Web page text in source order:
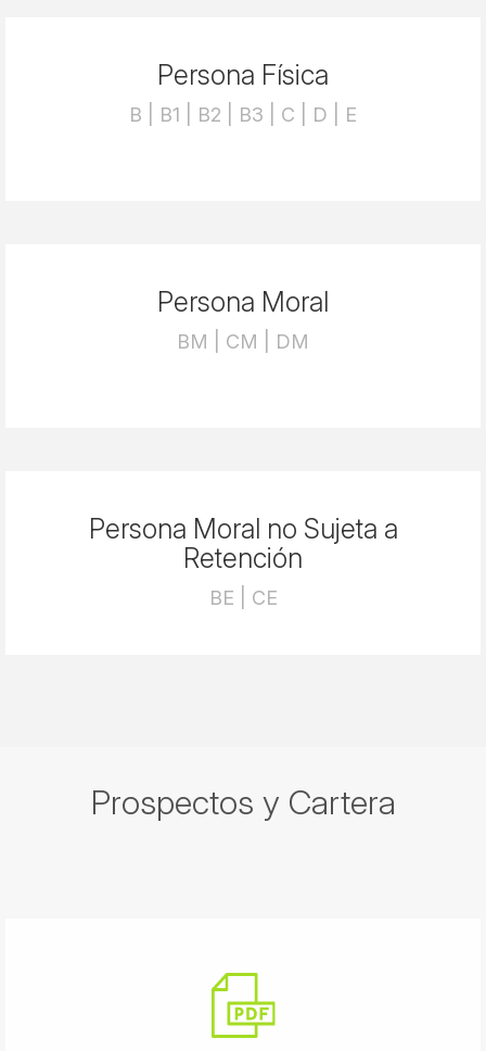
Persona Física
B | B1 | B2 | B3 | C | D | E
Persona Moral
BM | CM | DM
Persona Moral no Sujeta a
Retención
BE | CE
Prospectos y Cartera